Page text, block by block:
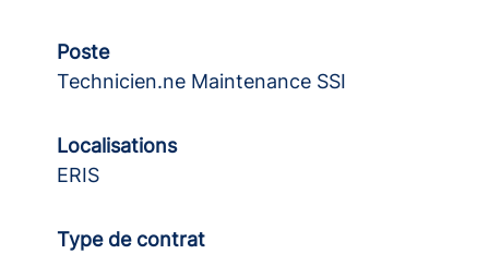
Poste
Technicien.ne Maintenance SSI
Localisations
ERIS
Type de contrat